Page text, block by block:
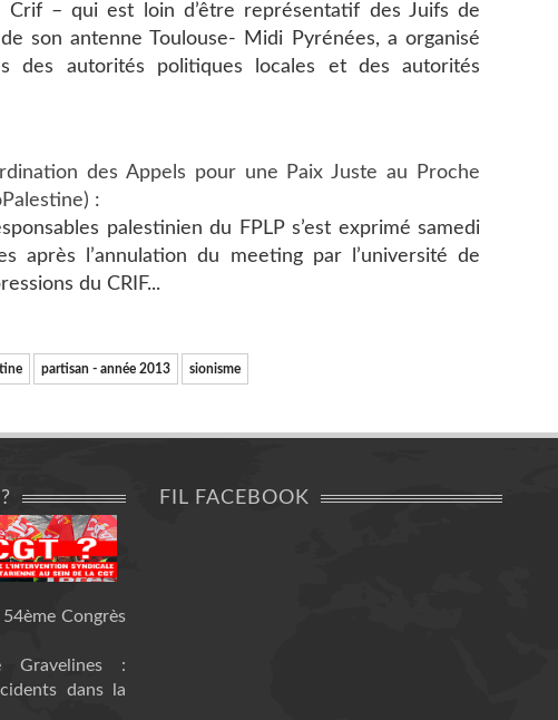
Crif – qui est loin d’être représentatif des Juifs de
son antenne Toulouse- Midi Pyrénées, a organisé
des autorités politiques locales et des autorités
des Appels pour une Paix Juste au Proche
:
palestinien du FPLP s’est exprimé samedi
après l’annulation du meeting par l’université de
du CRIF...
partisan - année 2013 sionisme
Congrès
:
dans la
FIL FACEBOOK